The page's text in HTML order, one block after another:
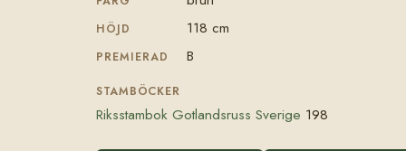
HÖJD 118 cm
PREMIERAD B
STAMBÖCKER
Riksstambok Gotlandsruss Sverige 198